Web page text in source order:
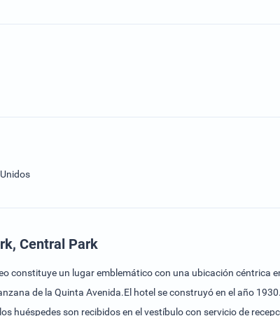
Central Park
constituye un lugar emblemático con una ubicación céntrica
de la Quinta Avenida.El hotel se construyó en el año
huéspedes son recibidos en el vestíbulo con servicio de